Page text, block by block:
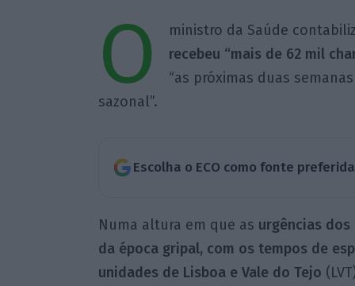
O ministro da Saúde
recebeu “mais de 62 mil
“as próximas duas
sazonal”.
Escolha o ECO como fonte
Numa altura em que as urgências
da época gripal, com os tempos de
unidades de Lisboa e Vale do Tejo